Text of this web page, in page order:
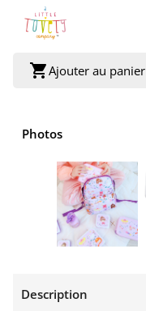
shopping_cartAjouter au panier
Photos
Description